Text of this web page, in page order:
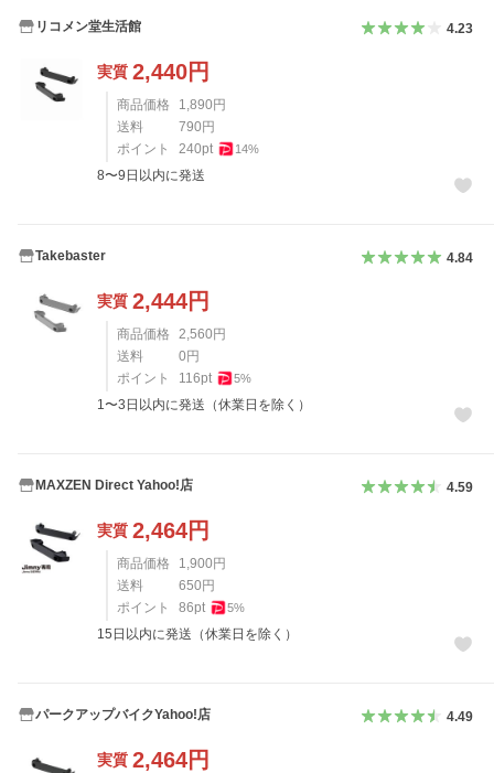
リコメン堂生活館 4.23
実質 2,440円
商品価格 1,890円
送料
790円
ポイント
240pt 14%
8〜9日以内に発送
Takebaster 4.84
実質 2,444円
商品価格 2,560円
送料
0円
ポイント
116pt 5%
1〜3日以内に発送（休業日を除く）
MAXZEN Direct Yahoo!店 4.59
実質 2,464円
商品価格 1,900円
送料
650円
ポイント
86pt 5%
15日以内に発送（休業日を除く）
パークアップバイクYahoo!店 4.49
実質 2,464円